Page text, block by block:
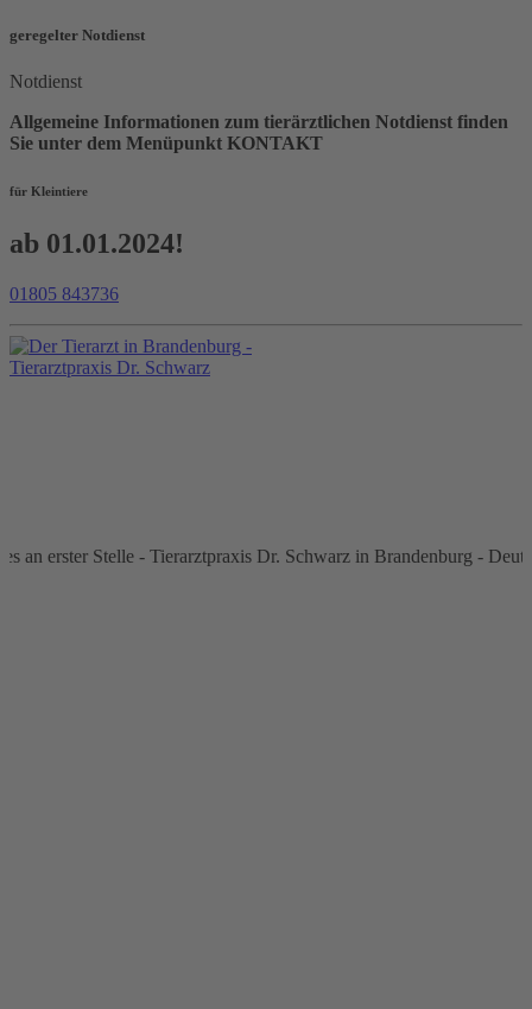
geregelter Notdienst
Notdienst
Allgemeine Informationen zum tierärztlichen Notdienst finden
Sie unter dem Menüpunkt KONTAKT
für Kleintiere
ab 01.01.2024!
01805 843736